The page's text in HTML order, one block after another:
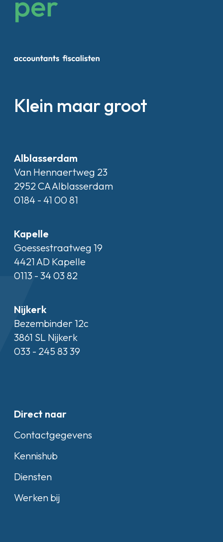
Klein maar groot
Alblasserdam
Van Hennaertweg 23
2952 CA Alblasserdam
0184 - 41 00 81
Kapelle
Goessestraatweg 19
4421 AD Kapelle
0113 - 34 03 82
Nijkerk
Bezembinder 12c
3861 SL Nijkerk
033 - 245 83 39
Direct naar
Contactgegevens
Kennishub
Diensten
Werken bij